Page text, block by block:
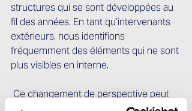
structures qui se sont développées au
fil des années. En tant qu’intervenants
extérieurs, nous identifions
fréquemment des éléments qui ne sont
plus visibles en interne.
être extrêmement précieux – et, selon